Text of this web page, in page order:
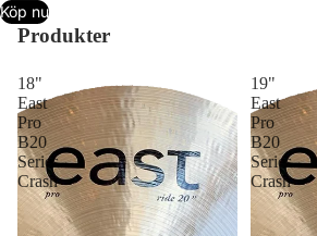
Köp nu
Produkter
18"
East
Pro
B20
Series
Crash
19"
East
Pro
B20
Series
Crash